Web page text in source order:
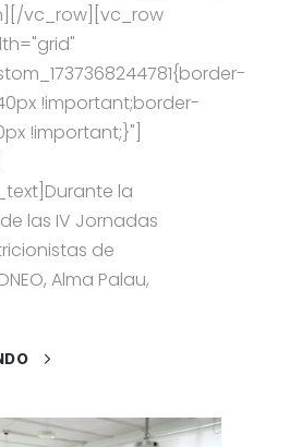
vc_row][vc_row
!important;border-
!important;}"]
la
las IV Jornadas
de
Alma Palau,